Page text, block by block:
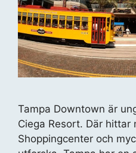
Tampa Downtown är
Ciega Resort. Där hittar
Shoppingcenter och